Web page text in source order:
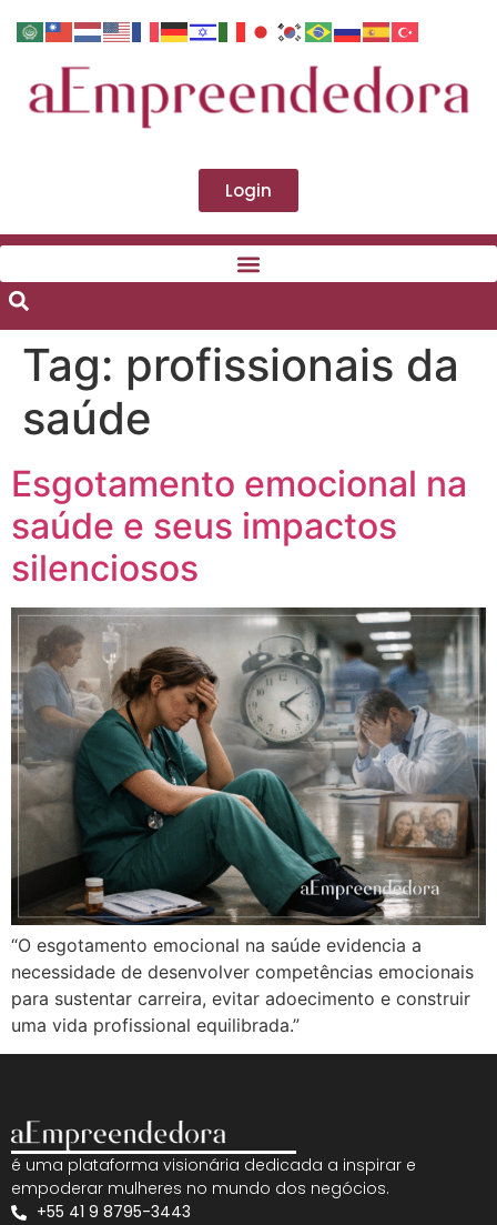
Login
Tag: profissionais da
saúde
Esgotamento emocional na
saúde e seus impactos
silenciosos
“O esgotamento emocional na saúde evidencia a
necessidade de desenvolver competências emocionais
para sustentar carreira, evitar adoecimento e construir
uma vida profissional equilibrada.”
é uma plataforma visionária dedicada a inspirar e
empoderar mulheres no mundo dos negócios.
+55 41 9 8795-3443